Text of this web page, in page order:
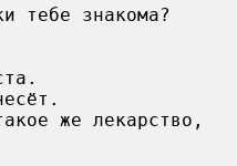
тебе знакома?
же лекарство,